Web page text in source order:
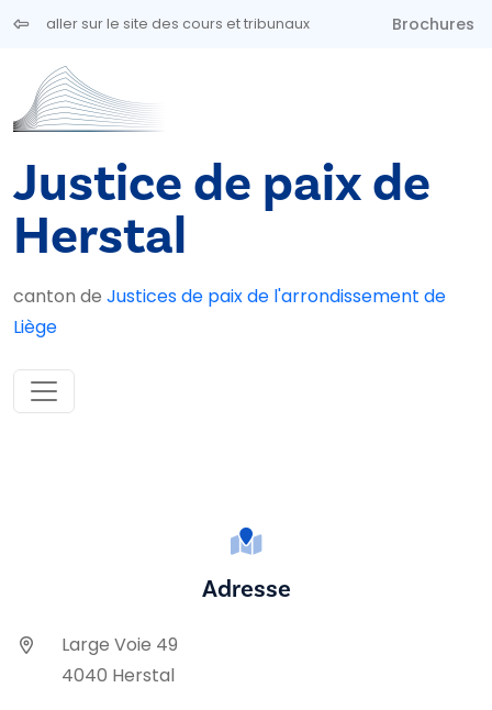
Aller au contenu principal
aller sur le site des cours et tribunaux Brochures
Justice de paix de
Herstal
canton de Justices de paix de l'arrondissement de
Liège
Adresse
Large Voie 49
4040 Herstal